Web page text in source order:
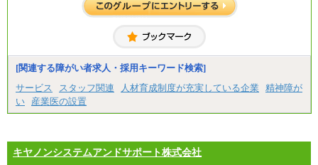
・専門・短大卒
(※3)、218,500円(※4)、216,500円（※5）
※1…東京都、埼玉県、千葉県、神奈川県
※2…大阪府、京都府、兵庫県、滋賀県
※3…愛知県、静岡県
※4…北海道、宮城県、栃木県、群馬県、長野県、新
潟県、富山県、石川県、岡山県、広島県、山口県、
香川県、福岡県
県、福島県、山形県
・月給には一律地域手当を含んだ金額を表示
（一律地域手当：※1…36,000円、※2…33,000円、
[関連する障がい者求人・採用キーワード検索]
サービス
スタッフ関連 人材育成制度が充実している企業
精神障が
い
産業医の設置
キヤノンシステムアンドサポート株式会社